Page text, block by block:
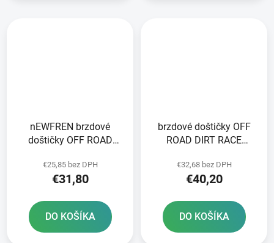
nEWFREN brzdové
doštičky OFF ROAD
balení
€25,85 bez DPH
€31,80
DO KOŠÍKA
brzdové doštičky OFF
ROAD DIRT RACE
ks v balení
€32,68 bez DPH
€40,20
DO KOŠÍKA